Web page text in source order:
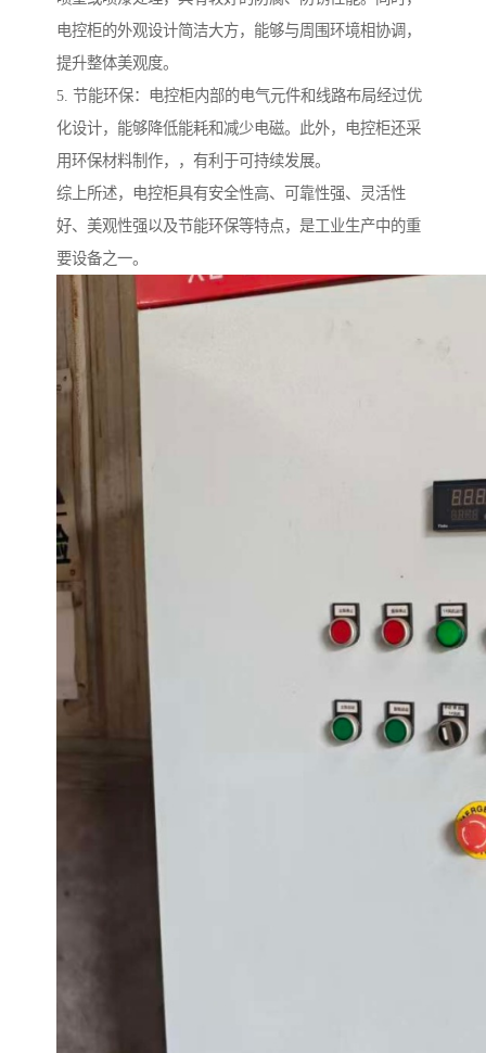
电控柜的外观设计简洁大方，能够与周围环境相协调，
提升整体美观度。
5. 节能环保：电控柜内部的电气元件和线路布局经过优
化设计，能够降低能耗和减少电磁。此外，电控柜还采
用环保材料制作，，有利于可持续发展。
综上所述，电控柜具有安全性高、可靠性强、灵活性
好、美观性强以及节能环保等特点，是工业生产中的重
要设备之一。